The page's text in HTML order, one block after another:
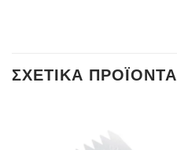
ΣΧΕΤΙΚΆ ΠΡΟΪΌΝΤΑ